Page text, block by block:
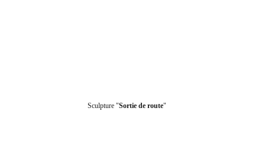
Sculpture "Sortie de route"